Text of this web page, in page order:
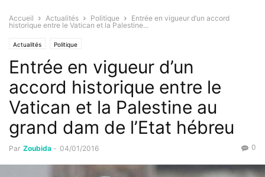
Accueil Actualités Politique
Entrée en vigueur d’un accord
historique entre le Vatican et la Palestine...
Actualités Politique
Entrée en vigueur d’un
accord historique entre le
Vatican et la Palestine au
grand dam de l’Etat hébreu
Par Zoubida - 04/01/2016 0